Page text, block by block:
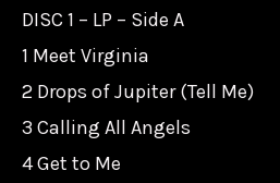
Greatest
Hits/19658897561
數
量
DISC 1 – LP – Side A
1 Meet Virginia
2 Drops of Jupiter (Tell Me)
3 Calling All Angels
4 Get to Me